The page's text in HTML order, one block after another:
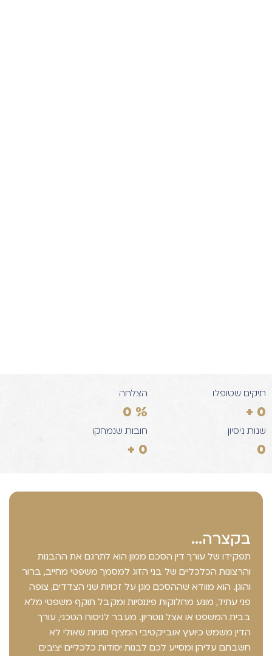
תיקים שטופלו
0
+
הצלחה
%
0
שנות ניסיון
0
חובות שנמחקו
0
+
בקצרה...
תפקידו של עורך דין הסכם ממון הוא לתרגם את ההבנות
והרצונות הכלכליים של בני הזוג למסמך משפטי מחייב, ברור
והוגן. הוא מוודא שההסכם מגן על זכויות שני הצדדים, צופה
פני עתיד, מונע מחלוקות פיננסיות ומקבל תוקף משפטי מלא
בבית המשפט או אצל נוטריון. מעבר לניסוח הטכני, עורך
הדין משמש כיועץ אובייקטיבי המציף סוגיות שאולי לא
חשבתם עליהן ומסייע לכם לבנות יסודות כלכליים יציבים